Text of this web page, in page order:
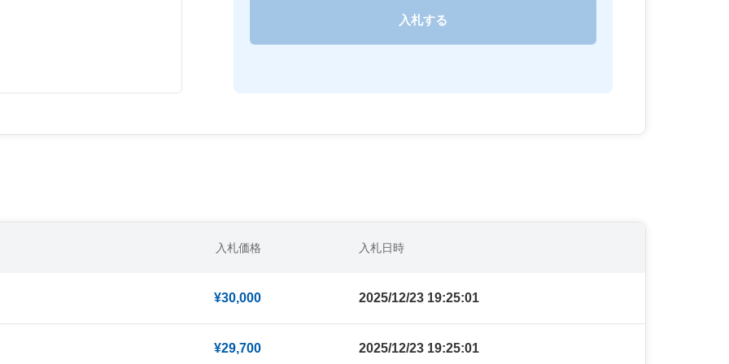
入札価格 入札日時
¥30,000 2025/12/23 19:25:01
¥29,700 2025/12/23 19:25:01